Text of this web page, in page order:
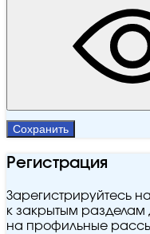
Сохранить
Регистрация
Зарегистрируйтесь
к закрытым разделам
на профильные